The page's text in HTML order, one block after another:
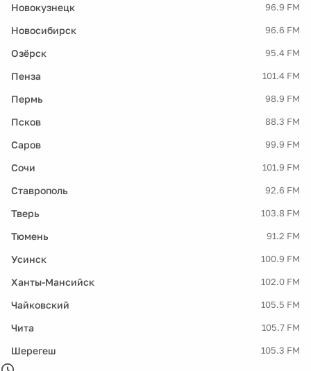
Новокузнецк 96.9 FM
Новосибирск 96.6 FM
Озёрск 95.4 FM
Пенза 101.4 FM
Пермь 98.9 FM
Псков 88.3 FM
Саров 99.9 FM
Сочи 101.9 FM
Ставрополь 92.6 FM
Тверь 103.8 FM
Тюмень 91.2 FM
Усинск 100.9 FM
Ханты-Мансийск 102.0 FM
Чайковский 105.5 FM
Чита 105.7 FM
Шерегеш 105.3 FM